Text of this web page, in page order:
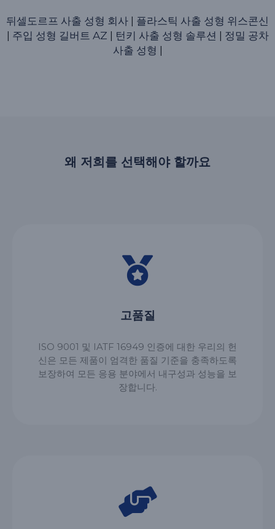
뒤셀도르프 사출 성형 회사 | 플라스틱 사출 성형 위스콘신
| 주입 성형 길버트 AZ | 턴키 사출 성형 솔루션 | 정밀 공차
사출 성형 |
왜 저희를 선택해야 할까요
고품질
ISO 9001 및 IATF 16949 인증에 대한 우리의 헌
신은 모든 제품이 엄격한 품질 기준을 충족하도록
보장하여 모든 응용 분야에서 내구성과 성능을 보
장합니다.